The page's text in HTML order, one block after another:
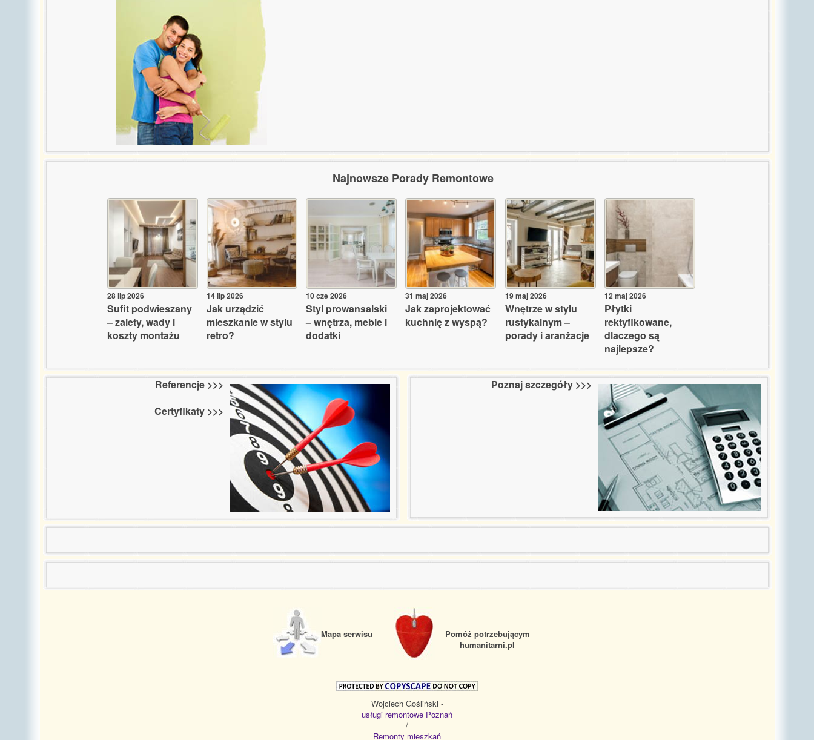
Najnowsze Porady Remontowe
28 lip 2026
Sufit podwieszany
– zalety, wady i
koszty montażu
14 lip 2026
Jak urządzić
mieszkanie w stylu
retro?
10 cze 2026
Styl prowansalski
– wnętrza, meble i
dodatki
31 maj 2026
Jak zaprojektować
kuchnię z wyspą?
19 maj 2026
Wnętrze w stylu
rustykalnym –
porady i aranżacje
12 maj 2026
Płytki
rektyfikowane,
dlaczego są
najlepsze?
Referencje >>>
Certyfikaty >>>
Poznaj szczegóły >>>
Mapa serwisu
Pomóż potrzebującym
humanitarni.pl
Wojciech Gośliński -
usługi remontowe Poznań
/
Remonty mieszkań